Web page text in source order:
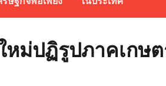
หม่ปฏิรูปภาคเกษ